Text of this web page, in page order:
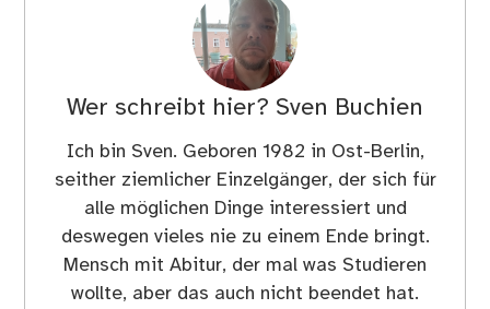
Wer schreibt hier? Sven Buchien
Ich bin Sven. Geboren 1982 in Ost-Berlin,
seither ziemlicher Einzelgänger, der sich für
alle möglichen Dinge interessiert und
deswegen vieles nie zu einem Ende bringt.
Mensch mit Abitur, der mal was Studieren
wollte, aber das auch nicht beendet hat.